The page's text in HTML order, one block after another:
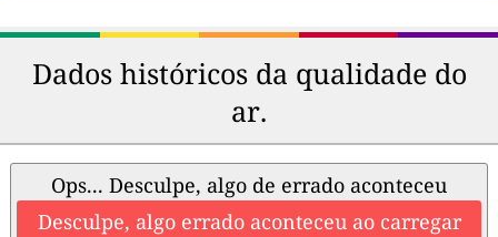
Dados históricos da qualidade do
ar.
Ops... Desculpe, algo de errado aconteceu
Desculpe, algo errado aconteceu ao carregar